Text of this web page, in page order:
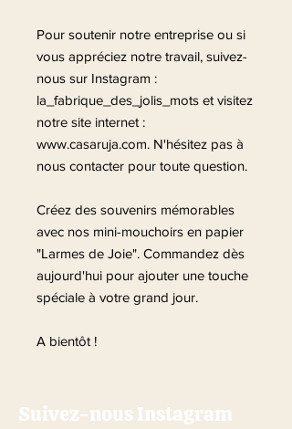
Pour soutenir notre entreprise ou si
vous appréciez notre travail, suivez-
nous sur Instagram :
la_fabrique_des_jolis_mots et visitez
notre site internet :
www.casaruja.com. N'hésitez pas à
nous contacter pour toute question.
Créez des souvenirs mémorables
avec nos mini-mouchoirs en papier
"Larmes de Joie". Commandez dès
aujourd'hui pour ajouter une touche
spéciale à votre grand jour.
A bientôt !
Suivez-nous Instagram